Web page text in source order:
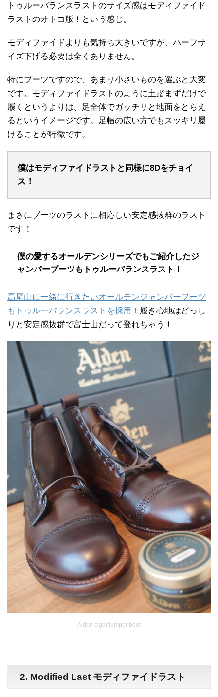
トゥルーバランスラストのサイズ感はモディファイド
ラストのオトコ版！という感じ。
モディファイドよりも気持ち大きいですが、ハーフサ
イズ下げる必要は全くありません。
特にブーツですので、あまり小さいものを選ぶと大変
です。モディファイドラストのように土踏まずだけで
履くというよりは、足全体でガッチリと地面をとらえ
るというイメージです。足幅の広い方でもスッキリ履
けることが特徴です。
僕はモディファイドラストと同様に8Dをチョイ
ス！
まさにブーツのラストに相応しい安定感抜群のラスト
です！
僕の愛するオールデンシリーズでもご紹介したジ
ャンパーブーツもトゥルーバランスラスト！
高尾山に一緒に行きたいオールデンジャンパーブーツ
もトゥルーバランスラストを採用！ 履き心地はどっし
りと安定感抜群で富士山だって登れちゃう！
Alden cigar jumper boot
2. Modified Last モディファイドラスト